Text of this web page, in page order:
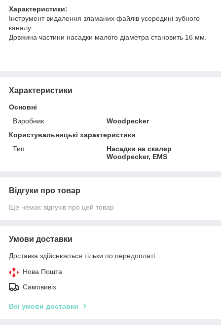
Характеристики:
Інструмент видалення зламаних файлів усередині зубного
каналу.
Довжина частини насадки малого діаметра становить 16 мм.
Характеристики
Основні
Виробник
Woodpecker
Користувальницькі характеристики
Тип
Насадки на скалер
Woodpecker, EMS
Відгуки про товар
Ще немає відгуків про цей товар
Умови доставки
Доставка здійснюється тільки по передоплаті.
Нова Пошта
Самовивіз
Всі умови доставки